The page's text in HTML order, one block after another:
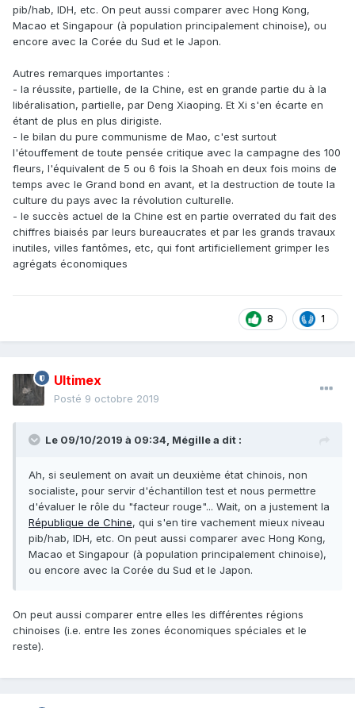
pib/hab, IDH, etc. On peut aussi comparer avec Hong Kong,
Macao et Singapour (à population principalement chinoise), ou
encore avec la Corée du Sud et le Japon.
Autres remarques importantes :
- la réussite, partielle, de la Chine, est en grande partie du à la
libéralisation, partielle, par Deng Xiaoping. Et Xi s'en écarte en
étant de plus en plus dirigiste.
- le bilan du pure communisme de Mao, c'est surtout
l'étouffement de toute pensée critique avec la campagne des 100
fleurs, l'équivalent de 5 ou 6 fois la Shoah en deux fois moins de
temps avec le Grand bond en avant, et la destruction de toute la
culture du pays avec la révolution culturelle.
- le succès actuel de la Chine est en partie overrated du fait des
chiffres biaisés par leurs bureaucrates et par les grands travaux
inutiles, villes fantômes, etc, qui font artificiellement grimper les
agrégats économiques
8 1
Ultimex
Posté 9 octobre 2019
Le 09/10/2019 à 09:34, Mégillea dit :
Ah, si seulement on avait un deuxième état chinois, non
socialiste, pour servir d'échantillon test et nous permettre
d'évaluer le rôle du "facteur rouge"... Wait, on a justement la
République de Chine, qui s'en tire vachement mieux niveau
pib/hab, IDH, etc. On peut aussi comparer avec Hong Kong,
Macao et Singapour (à population principalement chinoise),
ou encore avec la Corée du Sud et le Japon.
On peut aussi comparer entre elles les différentes régions
chinoises (i.e. entre les zones économiques spéciales et le
reste).